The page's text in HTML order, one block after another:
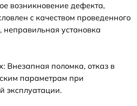
возникновение дефекта,
с качеством проведенного
установка
Внезапная поломка, отказ в
параметрам при
эксплуатации.